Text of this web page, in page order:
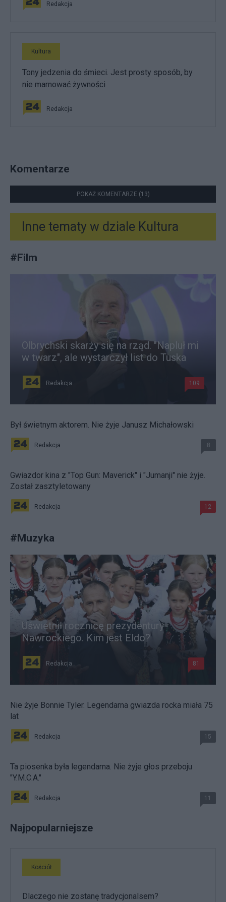
Redakcja
Kultura
Tony jedzenia do śmieci. Jest prosty sposób, by
nie marnować żywności
Redakcja
Komentarze
POKAŻ KOMENTARZE (13)
Inne tematy w dziale Kultura
#Film
Olbrychski skarży się na rząd. "Napluł mi
w twarz", ale wystarczył list do Tuska
Redakcja 109
Był świetnym aktorem. Nie żyje Janusz Michałowski
Redakcja 8
Gwiazdor kina z "Top Gun: Maverick" i "Jumanji" nie żyje.
Został zasztyletowany
Redakcja 12
#Muzyka
Uświetnił rocznicę prezydentury
Nawrockiego. Kim jest Eldo?
Redakcja 81
Nie żyje Bonnie Tyler. Legendarna gwiazda rocka miała 75
lat
Redakcja 15
Ta piosenka była legendarna. Nie żyje głos przeboju
"Y.M.C.A."
Redakcja 11
Najpopularniejsze
Kościół
Dlaczego nie zostanę tradycjonalsem?